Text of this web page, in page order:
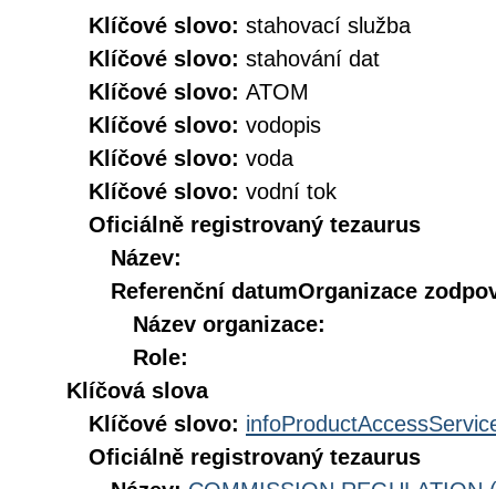
Klíčové slovo: stahovací služba
Klíčové slovo: stahování dat
Klíčové slovo: ATOM
Klíčové slovo: vodopis
Klíčové slovo: voda
Klíčové slovo: vodní tok
Oficiálně registrovaný tezaurus
Název:
Referenční datumOrganizace
Název organizace:
Role:
Klíčová slova
Klíčové slovo:
Oficiálně registrovaný tezaurus